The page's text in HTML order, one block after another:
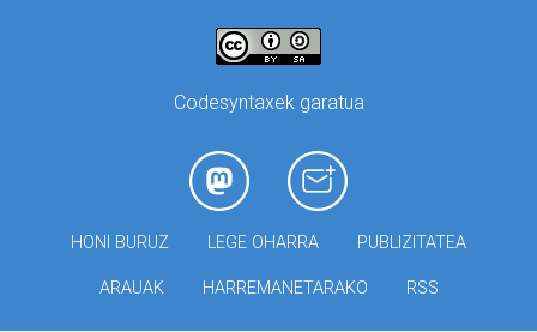
Codesyntaxek garatua
HONI BURUZ LEGE OHARRA PUBLIZITATEA
ARAUAK HARREMANETARAKO RSS